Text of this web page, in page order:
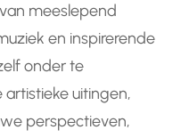
meeslepend
en inspirerende
onder te
uitingen,
perspectieven,